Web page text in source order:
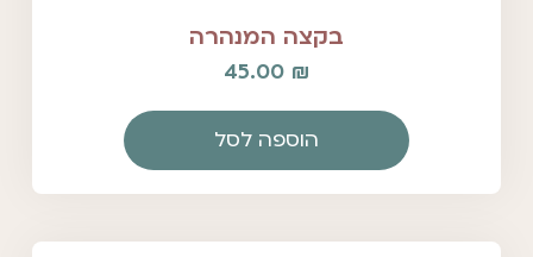
בקצה המנהרה
45.00 ₪
הוספה לסל